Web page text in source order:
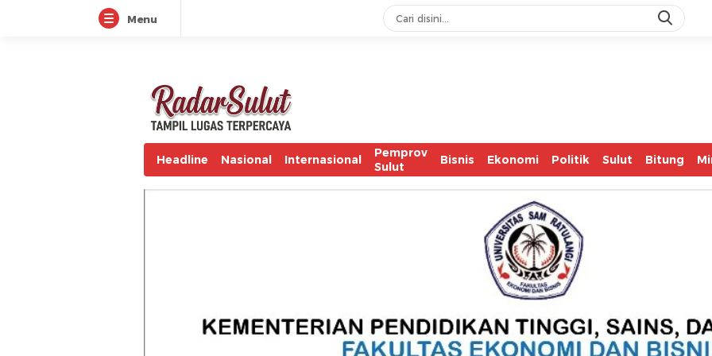
IASC
Menu
radarsulut.com
Headline Nasional Internasional
Pemprov
Sulut
Bisnis Ekonomi Politik Sulut Bitung